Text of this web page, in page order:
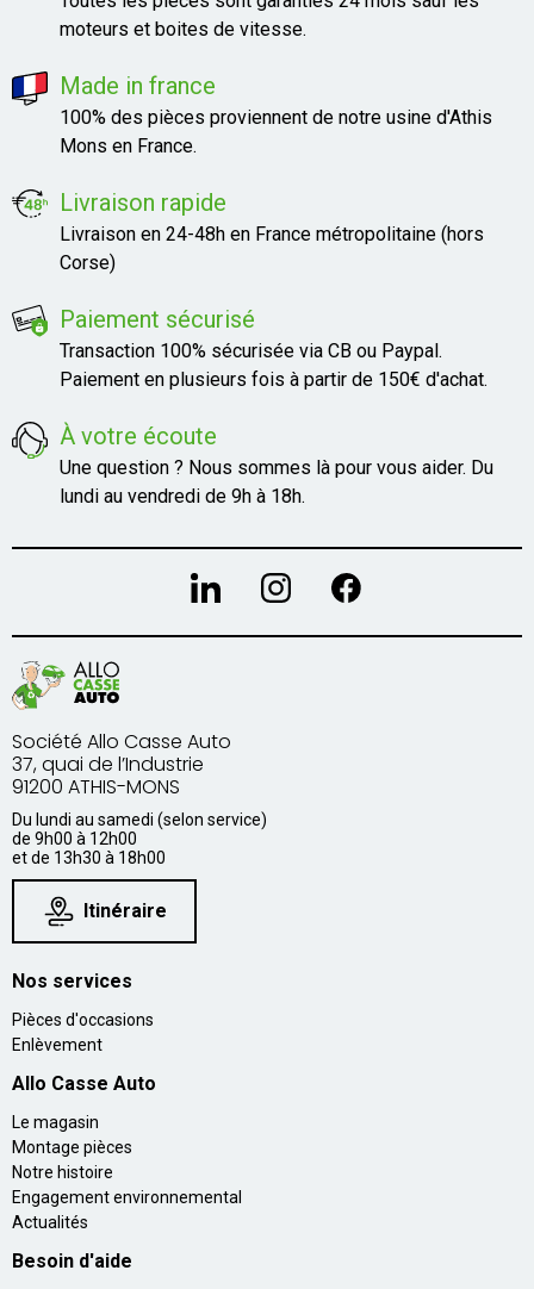
moteurs et boites de vitesse.
Made in france
100% des pièces proviennent de notre usine d'Athis
Mons en France.
Livraison rapide
Livraison en 24-48h en France métropolitaine (hors
Corse)
Paiement sécurisé
Transaction 100% sécurisée via CB ou Paypal.
Paiement en plusieurs fois à partir de 150€ d'achat.
À votre écoute
Une question ? Nous sommes là pour vous aider. Du
lundi au vendredi de 9h à 18h.
Société Allo Casse Auto
37, quai de l’Industrie
91200 ATHIS-MONS
Du lundi au samedi (selon service)
de 9h00 à 12h00
et de 13h30 à 18h00
Itinéraire
Nos services
Pièces d'occasions
Enlèvement
Allo Casse Auto
Le magasin
Montage pièces
Notre histoire
Engagement environnemental
Actualités
Besoin d'aide